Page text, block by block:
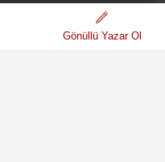
Gönüllü Yazar Ol